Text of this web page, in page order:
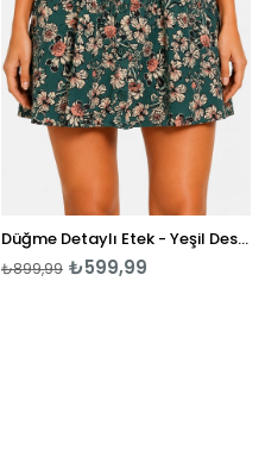
Düğme Detaylı Etek - Yeşil Desenli
₺599,99
₺899,99